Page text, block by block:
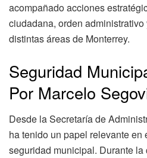
acompañado acciones
ciudadana, orden
distintas áreas de Monterrey.
Seguridad
Por Marcelo
Desde la Secretaría de
ha tenido un papel relevante en
seguridad municipal. Durante